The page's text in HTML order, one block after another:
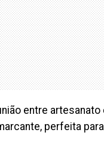
entre
perfeita